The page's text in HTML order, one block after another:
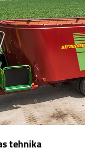
tehnika